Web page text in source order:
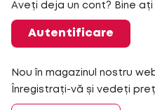
Aveți deja un cont? Bine ați
Autentificare
Nou în magazinul nostru
Înregistrați-vă și vedeți